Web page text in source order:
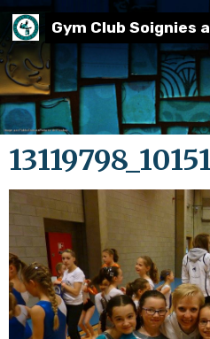
Gym Club Soignies